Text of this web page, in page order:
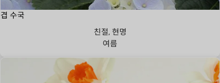
겹 수국
친절, 현명
여름